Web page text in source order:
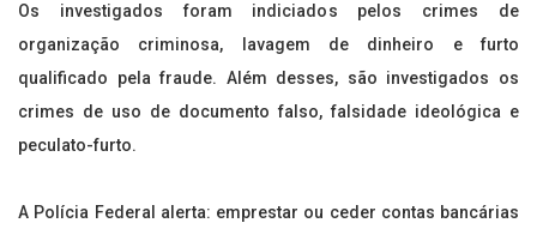
Os investigados foram indiciados pelos crimes de
organização criminosa, lavagem de dinheiro e furto
qualificado pela fraude. Além desses, são investigados os
crimes de uso de documento falso, falsidade ideológica e
peculato-furto.
A Polícia Federal alerta: emprestar ou ceder contas bancárias